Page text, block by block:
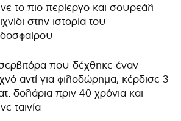
το πιο περίεργο και σουρεάλ
στην ιστορία του
που δέχθηκε έναν
αντί για φιλοδώρημα, κέρδισε 3
δολάρια πριν 40 χρόνια και
ταινία